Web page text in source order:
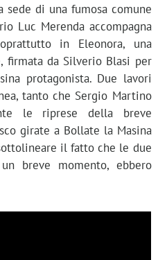
sede di una fumosa comune
Luc Merenda accompagna
in Eleonora, una
da Silverio Blasi per
protagonista. Due lavori
tanto che Sergio Martino
le riprese della breve
girate a Bollate la Masina
il fatto che le due
breve momento, ebbero